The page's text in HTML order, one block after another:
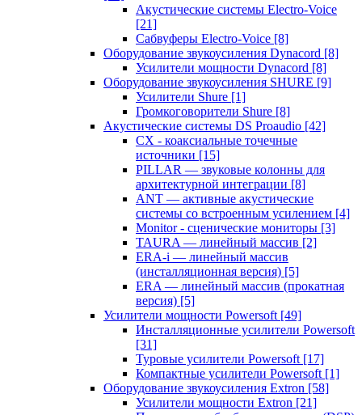
Акустические системы Electro-Voice
[21]
Сабвуферы Electro-Voice [8]
Оборудование звукоусиления Dynacord [8]
Усилители мощности Dynacord [8]
Оборудование звукоусиления SHURE [9]
Усилители Shure [1]
Громкоговорители Shure [8]
Акустические системы DS Proaudio [42]
CX - коаксиальные точечные
источники [15]
PILLAR — звуковые колонны для
архитектурной интеграции [8]
ANT — активные акустические
системы со встроенным усилением [4]
Monitor - сценические мониторы [3]
TAURA — линейный массив [2]
ERA-i — линейный массив
(инсталляционная версия) [5]
ERA — линейный массив (прокатная
версия) [5]
Усилители мощности Powersoft [49]
Инсталляционные усилители Powersoft
[31]
Туровые усилители Powersoft [17]
Компактные усилители Powersoft [1]
Оборудование звукоусиления Extron [58]
Усилители мощности Extron [21]